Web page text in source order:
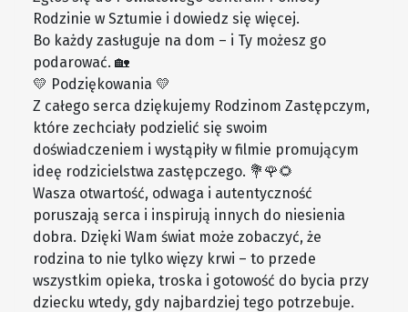
Rodzinie w Sztumie i dowiedz się więcej.
Bo każdy zasługuje na dom – i Ty możesz go
podarować. 🏡
💛 Podziękowania 💛
Z całego serca dziękujemy Rodzinom Zastępczym,
które zechciały podzielić się swoim
doświadczeniem i wystąpiły w filmie promującym
ideę rodzicielstwa zastępczego. 💐🌹🌻
Wasza otwartość, odwaga i autentyczność
poruszają serca i inspirują innych do niesienia
dobra. Dzięki Wam świat może zobaczyć, że
rodzina to nie tylko więzy krwi – to przede
wszystkim opieka, troska i gotowość do bycia przy
dziecku wtedy, gdy najbardziej tego potrzebuje.